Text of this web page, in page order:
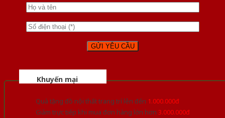
Khuyến mại
Quà tặng đồ nội thất trang trí lên đến 1.000.000đ
Giảm trực tiếp khi mua đơn hàng lớn hơn 3.000.000đ